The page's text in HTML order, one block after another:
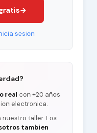
→
sesion
real con +20 años
electronica.
nuestro taller. Los
tambien